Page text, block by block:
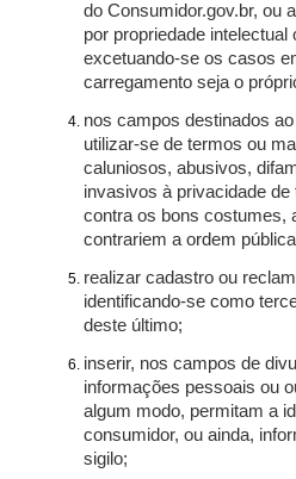
do Consumidor.gov.br, ou
por propriedade intelectual
excetuando-se os casos
carregamento seja o
nos campos destinados
utilizar-se de termos ou
caluniosos, abusivos,
invasivos à privacidade
contra os bons costumes,
contrariem a ordem
realizar cadastro ou
identificando-se como
deste último;
inserir, nos campos de
informações pessoais ou
algum modo, permitam a
consumidor, ou ainda,
sigilo;